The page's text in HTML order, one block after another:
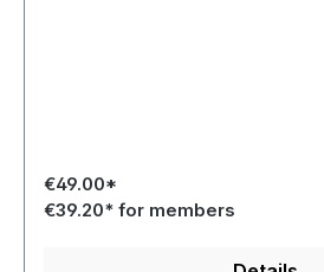
€49.00*
€39.20* for members